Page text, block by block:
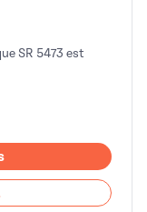
SR 5473 est